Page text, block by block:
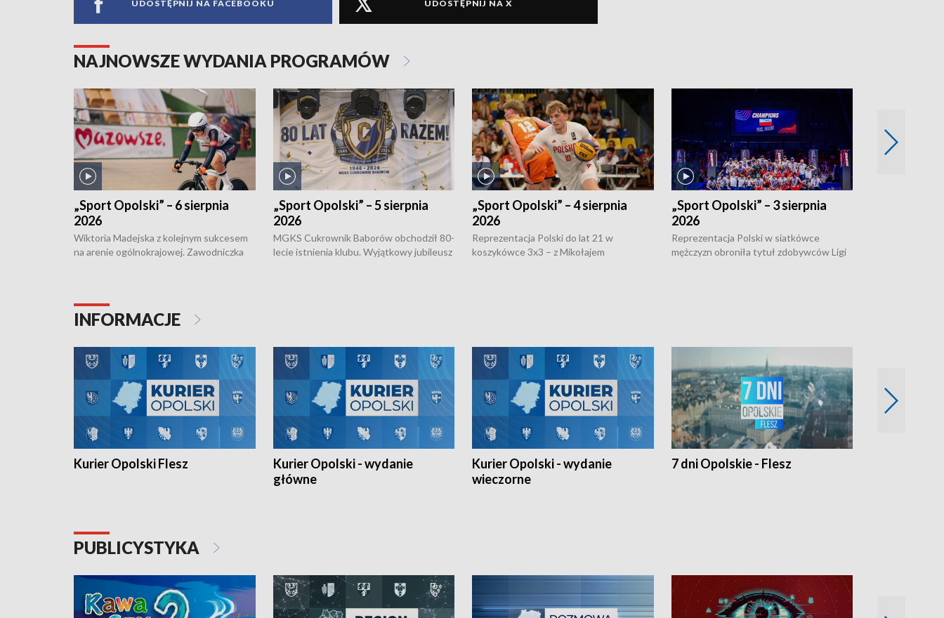
UDOSTĘPNIJ NA FACEBOOKU UDOSTĘPNIJ NA X
NAJNOWSZE WYDANIA PROGRAMÓW
„Sport Opolski” – 6 sierpnia
2026
Wiktoria Madejska z kolejnym sukcesem
na arenie ogólnokrajowej. Zawodniczka
torowym.
„Sport Opolski” – 5 sierpnia
2026
MGKS Cukrownik Baborów obchodził 80-
lecie istnienia klubu. Wyjątkowy jubileusz
„Sport Opolski” – 4 sierpnia
2026
Reprezentacja Polski do lat 21 w
koszykówce 3x3 – z Mikołajem
„Sport Opolski” – 3 sierpnia
2026
Reprezentacja Polski w siatkówce
mężczyzn obroniła tytuł zdobywców Ligi
INFORMACJE
Kurier Opolski Flesz
Kurier Opolski - wydanie
główne
Kurier Opolski - wydanie
wieczorne
7 dni Opolskie - Flesz
PUBLICYSTYKA